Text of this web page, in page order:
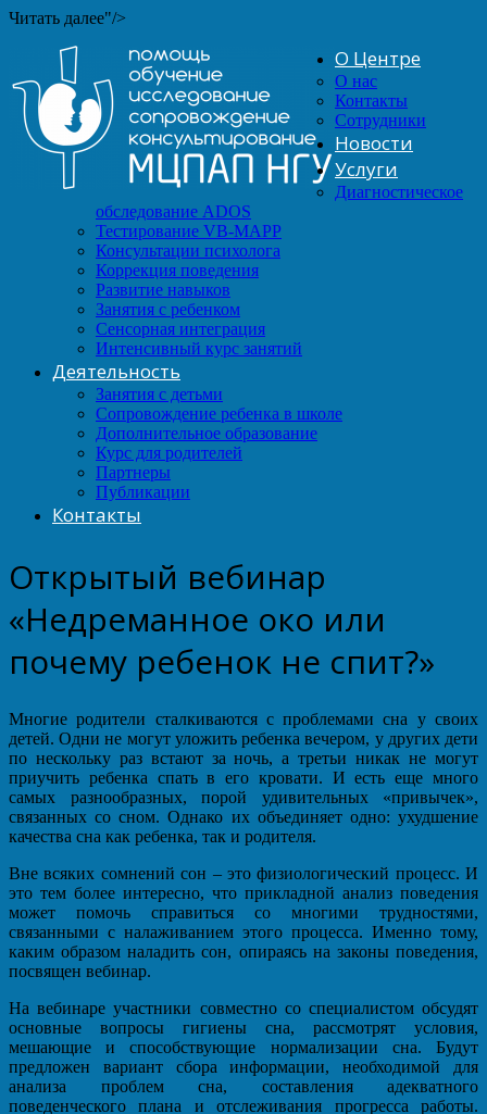
Читать далее"/>
О Центре
О нас
Контакты
Сотрудники
Новости
Услуги
Диагностическое
обследование ADOS
Тестирование VB-MAPP
Консультации психолога
Коррекция поведения
Развитие навыков
Занятия с ребенком
Сенсорная интеграция
Интенсивный курс занятий
Деятельность
Занятия с детьми
Сопровождение ребенка в школе
Дополнительное образование
Курс для родителей
Партнеры
Публикации
Контакты
Открытый вебинар
«Недреманное око или
почему ребенок не спит?»
Многие родители сталкиваются с проблемами сна у своих
детей. Одни не могут уложить ребенка вечером, у других дети
по нескольку раз встают за ночь, а третьи никак не могут
приучить ребенка спать в его кровати. И есть еще много
самых разнообразных, порой удивительных «привычек»,
связанных со сном. Однако их объединяет одно: ухудшение
качества сна как ребенка, так и родителя.
Вне всяких сомнений сон – это физиологический процесс. И
это тем более интересно, что прикладной анализ поведения
может помочь справиться со многими трудностями,
связанными с налаживанием этого процесса. Именно тому,
каким образом наладить сон, опираясь на законы поведения,
посвящен вебинар.
На вебинаре участники совместно со специалистом обсудят
основные вопросы гигиены сна, рассмотрят условия,
мешающие и способствующие нормализации сна. Будут
предложен вариант сбора информации, необходимой для
анализа проблем сна, составления адекватного
поведенческого плана и отслеживания прогресса работы.